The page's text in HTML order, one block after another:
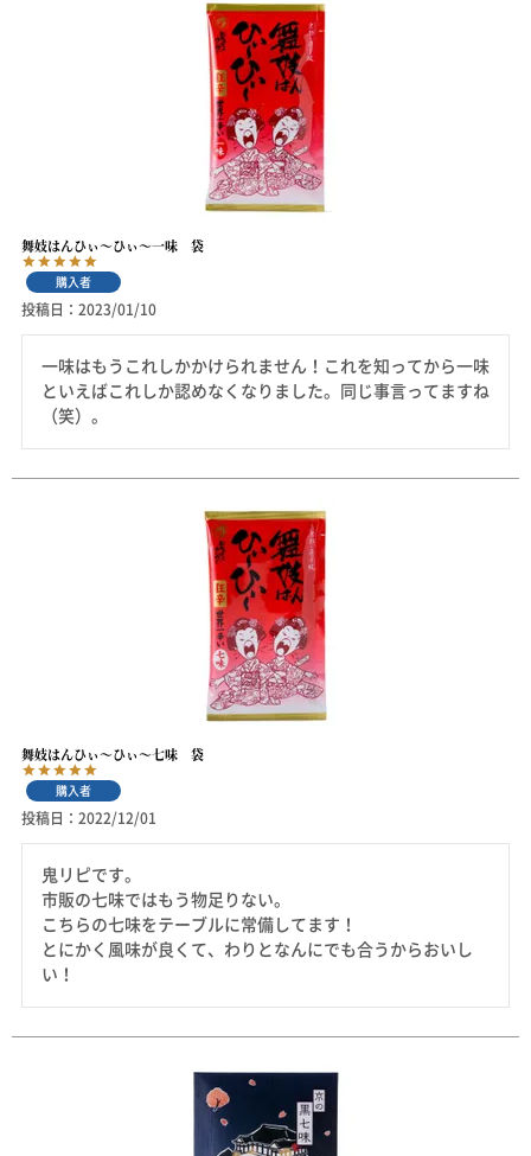
舞妓はんひぃ～ひぃ～一味 袋
購入者
投稿日 2023/01/10
一味はもうこれしかかけられません！これを知ってから一味
といえばこれしか認めなくなりました。同じ事言ってますね
（笑）。
舞妓はんひぃ～ひぃ～七味 袋
購入者
投稿日 2022/12/01
鬼リピです。
市販の七味ではもう物足りない。
こちらの七味をテーブルに常備してます！
とにかく風味が良くて、わりとなんにでも合うからおいし
い！